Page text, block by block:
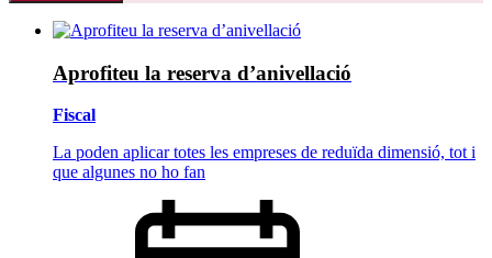
Aprofiteu la reserva d’anivellació
Fiscal
La poden aplicar totes les empreses de reduïda dimensió, tot i
que algunes no ho fan